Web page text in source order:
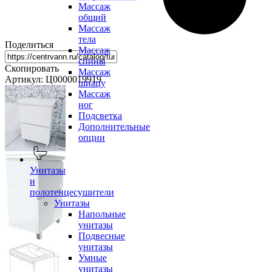
Массаж
общий
Массаж
тела
Массаж
спины
Массаж
шиацу
Массаж
ног
Подсветка
Дополнительные
опции
Унитазы
и
полотенцесушители
Унитазы
Напольные
унитазы
Подвесные
унитазы
Умные
унитазы
Поделиться
Скопировать
Артикул: Ц0000019919